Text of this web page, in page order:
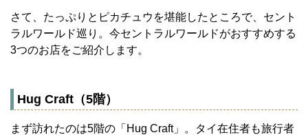
さて、たっぷりとピカチュウを堪能したところで、セント
ラルワールド巡り。今セントラルワールドがおすすめする
3つのお店をご紹介します。
Hug Craft（5階）
まず訪れたのは5階の「Hug Craft」。タイ在住者も旅行者